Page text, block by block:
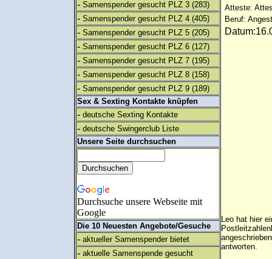
- Samenspender gesucht PLZ 3 (283)
- Samenspender gesucht PLZ 4 (405)
- Samenspender gesucht PLZ 5 (205)
- Samenspender gesucht PLZ 6 (127)
- Samenspender gesucht PLZ 7 (195)
- Samenspender gesucht PLZ 8 (158)
- Samenspender gesucht PLZ 9 (189)
Sex & Sexting Kontakte knüpfen
- deutsche Sexting Kontakte
- deutsche Swingerclub Liste
Unsere Seite durchsuchen
Durchsuche unsere Webseite mit
Google
Die 10 Neuesten Angebote/Gesuche
- aktueller Samenspender bietet
- aktuelle Samenspende gesucht
Atteste:
Beruf:
Leo hat hier
antworten.